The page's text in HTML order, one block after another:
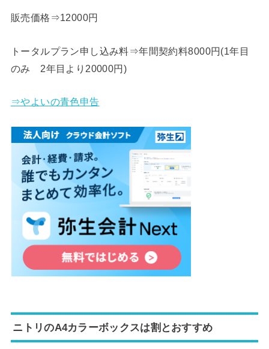
販売価格⇒12000円
トータルプラン申し込み料⇒年間契約料8000円(1年目
のみ 2年目より20000円)
⇒やよいの青色申告
ニトリのA4カラーボックスは割とおすすめ